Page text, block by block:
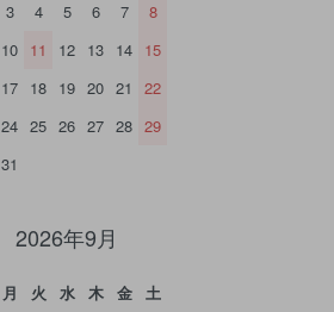
3 4 5 6 7
8
10 11 12 13 14 15
17 18 19 20 21
22
24 25 26 27 28 29
31
2026年9月
月 火 水 木 金
土